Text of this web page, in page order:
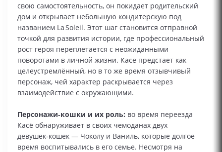
свою самостоятельность, он покидает родительский
дом и открывает небольшую кондитерскую под
названием La Soleil. Этот шаг становится отправной
точкой для развития истории, где профессиональный
рост героя переплетается с неожиданными
поворотами в личной жизни. Касё предстаёт как
целеустремлённый, но в то же время отзывчивый
персонаж, чей характер раскрывается через
взаимодействие с окружающими.
Персонажи‑кошки и их роль: во время переезда
Касё обнаруживает в своих чемоданах двух
девушек‑кошек — Чоколу и Ваниль, которые долгое
время воспитывались в его семье. Несмотря на